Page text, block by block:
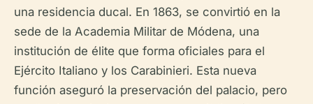
una residencia ducal. En 1863, se convirtió en la
sede de la Academia Militar de Módena, una
institución de élite que forma oficiales para el
Ejército Italiano y los Carabinieri. Esta nueva
función aseguró la preservación del palacio, pero